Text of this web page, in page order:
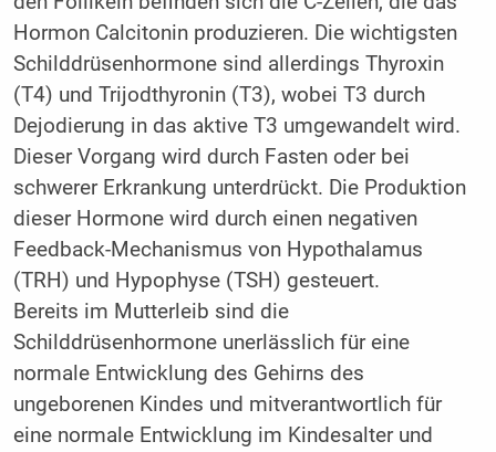
Hormon Calcitonin produzieren. Die wichtigsten
Schilddrüsenhormone sind allerdings Thyroxin
(T4) und Trijodthyronin (T3), wobei T3 durch
Dejodierung in das aktive T3 umgewandelt wird.
Dieser Vorgang wird durch Fasten oder bei
schwerer Erkrankung unterdrückt. Die Produktion
dieser Hormone wird durch einen negativen
Feedback-Mechanismus von Hypothalamus
(TRH) und Hypophyse (TSH) gesteuert.
Bereits im Mutterleib sind die
Schilddrüsenhormone unerlässlich für eine
normale Entwicklung des Gehirns des
ungeborenen Kindes und mitverantwortlich für
eine normale Entwicklung im Kindesalter und